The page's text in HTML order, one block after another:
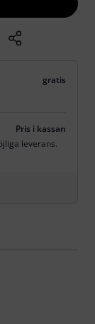
gratis
Pris i kassan
leverans.